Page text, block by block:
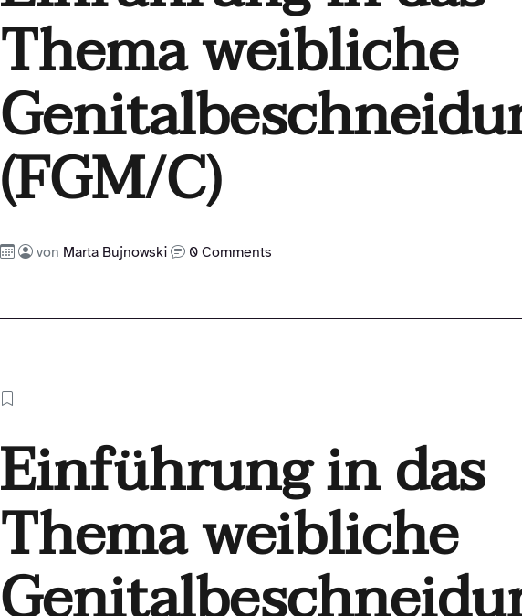
Thema weibliche
(FGM/C)
von Marta Bujnowski 0 Comments
Einführung in das
Thema weibliche